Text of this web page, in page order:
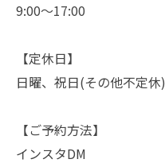
9:00〜17:00
【定休日】
日曜、祝日(その他不定休)
【ご予約方法】
インスタDM